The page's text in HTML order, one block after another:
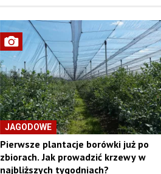
JAGODOWE
Pierwsze plantacje borówki już po
zbiorach. Jak prowadzić krzewy w
najbliższych tygodniach?